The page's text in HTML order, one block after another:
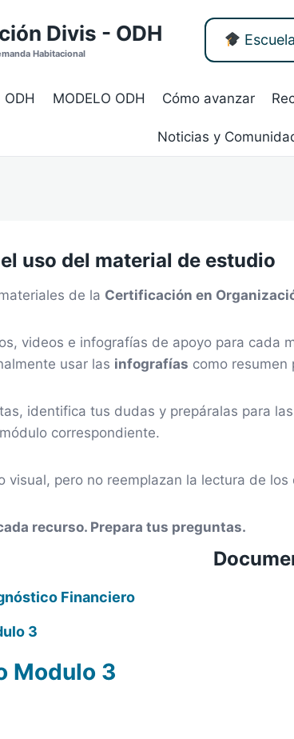
Divis - ODH
Habitacional
MODELO ODH Cómo avanzar
Noticias y
uso del material de estudio
de la Certificación en
videos e infografías de apoyo para cada
usar las infografías como resumen
identifica tus dudas y prepáralas para
correspondiente.
visual, pero no reemplazan la lectura de
recurso. Prepara tus preguntas.
Financiero
3
Modulo 3